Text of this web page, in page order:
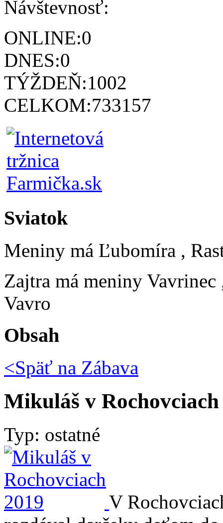
Návštevnosť:
ONLINE:0
DNES:0
TÝŽDEŇ:1002
CELKOM:733157
Sviatok
Meniny má Ľubomíra ,
Zajtra má meniny Vavrinec
Vavro
Obsah
<Späť na Zábava
Mikuláš v Rochovciach
Typ: ostatné
V